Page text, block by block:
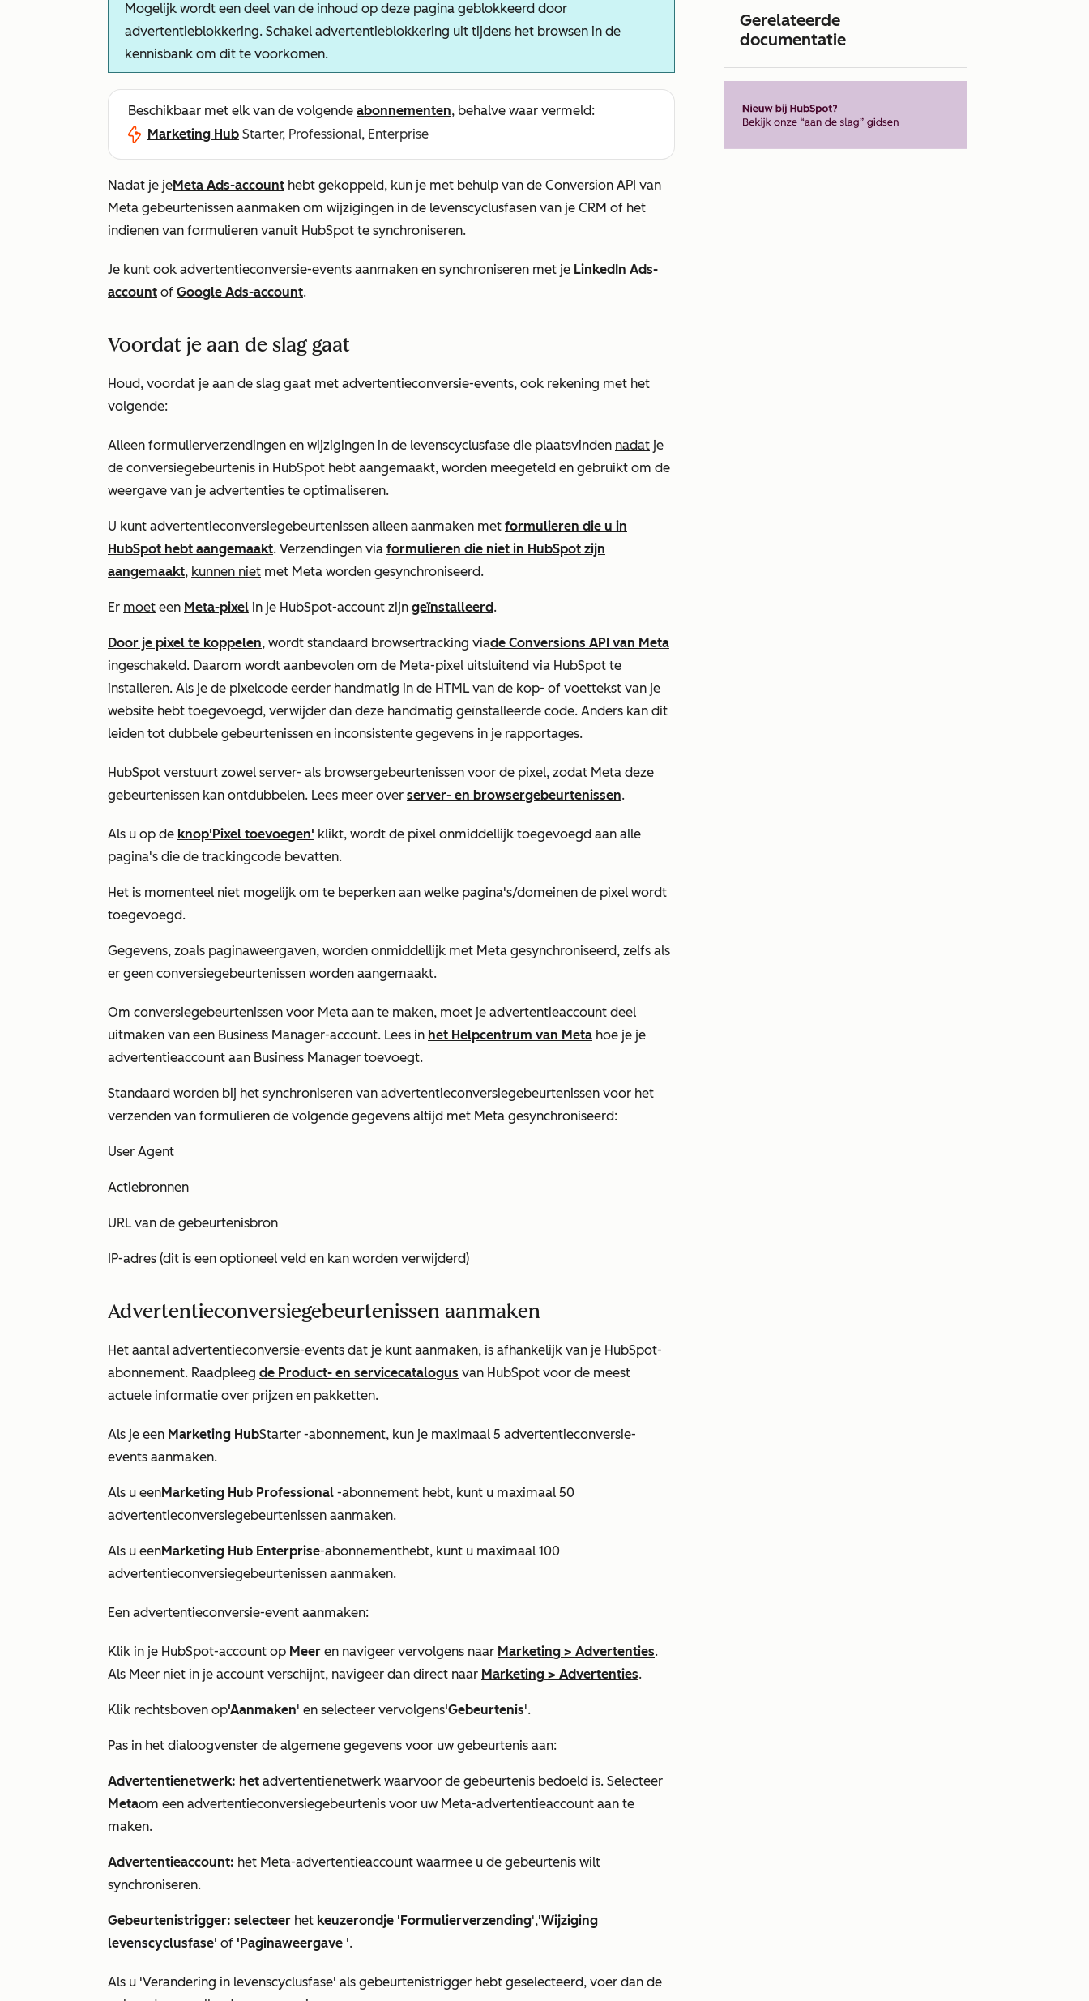
Mogelijk wordt een deel van de inhoud op deze pagina geblokkeerd door
advertentieblokkering. Schakel advertentieblokkering uit tijdens het browsen in de
kennisbank om dit te voorkomen.
Beschikbaar met elk van de volgende abonnementen, behalve waar vermeld:
Marketing Hub Starter, Professional, Enterprise
Nadat je jeMeta Ads-account hebt gekoppeld, kun je met behulp van de Conversion API van
Meta gebeurtenissen aanmaken om wijzigingen in de levenscyclusfasen van je CRM of het
indienen van formulieren vanuit HubSpot te synchroniseren.
Je kunt ook advertentieconversie-events aanmaken en synchroniseren met je LinkedIn Ads-
account of Google Ads-account.
Voordat je aan de slag gaat
Houd, voordat je aan de slag gaat met advertentieconversie-events, ook rekening met het
volgende:
Alleen formulierverzendingen en wijzigingen in de levenscyclusfase die plaatsvinden nadat je
de conversiegebeurtenis in HubSpot hebt aangemaakt, worden meegeteld en gebruikt om de
weergave van je advertenties te optimaliseren.
U kunt advertentieconversiegebeurtenissen alleen aanmaken met formulieren die u in
HubSpot hebt aangemaakt. Verzendingen via formulieren die niet in HubSpot zijn
aangemaakt, kunnen niet met Meta worden gesynchroniseerd.
Er moet een Meta-pixel in je HubSpot-account zijn geïnstalleerd.
Door je pixel te koppelen, wordt standaard browsertracking viade Conversions API van Meta
ingeschakeld. Daarom wordt aanbevolen om de Meta-pixel uitsluitend via HubSpot te
installeren. Als je de pixelcode eerder handmatig in de HTML van de kop- of voettekst van je
website hebt toegevoegd, verwijder dan deze handmatig geïnstalleerde code. Anders kan dit
leiden tot dubbele gebeurtenissen en inconsistente gegevens in je rapportages.
HubSpot verstuurt zowel server- als browsergebeurtenissen voor de pixel, zodat Meta deze
gebeurtenissen kan ontdubbelen. Lees meer over server- en browsergebeurtenissen.
Als u op de knop'Pixel toevoegen' klikt, wordt de pixel onmiddellijk toegevoegd aan alle
pagina's die de trackingcode bevatten.
Het is momenteel niet mogelijk om te beperken aan welke pagina's/domeinen de pixel wordt
toegevoegd.
Gegevens, zoals paginaweergaven, worden onmiddellijk met Meta gesynchroniseerd, zelfs als
er geen conversiegebeurtenissen worden aangemaakt.
Om conversiegebeurtenissen voor Meta aan te maken, moet je advertentieaccount deel
uitmaken van een Business Manager-account. Lees in het Helpcentrum van Meta hoe je je
advertentieaccount aan Business Manager toevoegt.
Standaard worden bij het synchroniseren van advertentieconversiegebeurtenissen voor het
verzenden van formulieren de volgende gegevens altijd met Meta gesynchroniseerd:
User Agent
Actiebronnen
URL van de gebeurtenisbron
IP-adres (dit is een optioneel veld en kan worden verwijderd)
Advertentieconversiegebeurtenissen aanmaken
Het aantal advertentieconversie-events dat je kunt aanmaken, is afhankelijk van je HubSpot-
abonnement. Raadpleeg de Product- en servicecatalogus van HubSpot voor de meest
actuele informatie over prijzen en pakketten.
Als je een Marketing HubStarter -abonnement, kun je maximaal 5 advertentieconversie-
events aanmaken.
Als u eenMarketing Hub Professional -abonnement hebt, kunt u maximaal 50
advertentieconversiegebeurtenissen aanmaken.
Als u eenMarketing Hub Enterprise-abonnementhebt, kunt u maximaal 100
advertentieconversiegebeurtenissen aanmaken.
Een advertentieconversie-event aanmaken:
Klik in je HubSpot-account op Meer en navigeer vervolgens naar Marketing > Advertenties.
Als Meer niet in je account verschijnt, navigeer dan direct naar Marketing > Advertenties.
Klik rechtsboven op'Aanmaken' en selecteer vervolgens'Gebeurtenis'.
Pas in het dialoogvenster de algemene gegevens voor uw gebeurtenis aan:
Advertentienetwerk: het advertentienetwerk waarvoor de gebeurtenis bedoeld is. Selecteer
Metaom een advertentieconversiegebeurtenis voor uw Meta-advertentieaccount aan te
maken.
Advertentieaccount: het Meta-advertentieaccount waarmee u de gebeurtenis wilt
synchroniseren.
Gebeurtenistrigger: selecteer het keuzerondje 'Formulierverzending','Wijziging
levenscyclusfase' of 'Paginaweergave '.
Als u 'Verandering in levenscyclusfase' als gebeurtenistrigger hebt geselecteerd, voer dan de
Gerelateerde
documentatie